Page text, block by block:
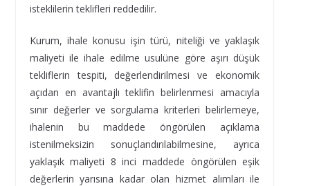
isteklilerin teklifleri reddedilir.
Kurum, ihale konusu işin türü, niteliği ve yaklaşık
maliyeti ile ihale edilme usulüne göre aşırı düşük
tekliflerin tespiti, değerlendirilmesi ve ekonomik
açıdan en avantajlı teklifin belirlenmesi amacıyla
sınır değerler ve sorgulama kriterleri belirlemeye,
ihalenin bu maddede öngörülen açıklama
istenilmeksizin sonuçlandırılabilmesine, ayrıca
yaklaşık maliyeti 8 inci maddede öngörülen eşik
değerlerin yarısına kadar olan hizmet alımları ile